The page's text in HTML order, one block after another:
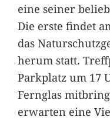
eine seiner
Die erste findet
das
herum statt.
Parkplatz um 17
Fernglas
erwarten eine